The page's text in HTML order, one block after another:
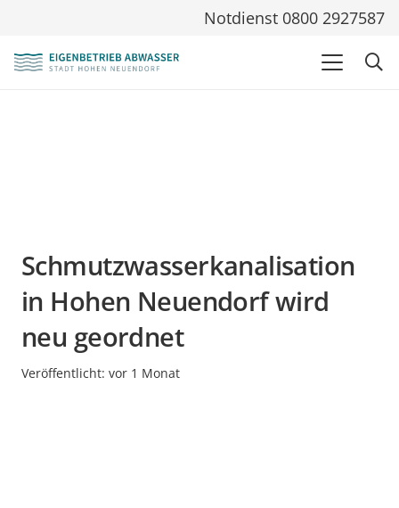
Notdienst 0800 2927587
Schmutzwasserkanalisation
in Hohen Neuendorf wird
neu geordnet
Veröffentlicht: vor 1 Monat